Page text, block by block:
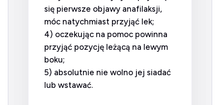
się pierwsze objawy anafilaksji,
móc natychmiast przyjąć lek;
4) oczekując na pomoc powinna
przyjąć pozycję leżącą na lewym
boku;
5) absolutnie nie wolno jej siadać
lub wstawać.